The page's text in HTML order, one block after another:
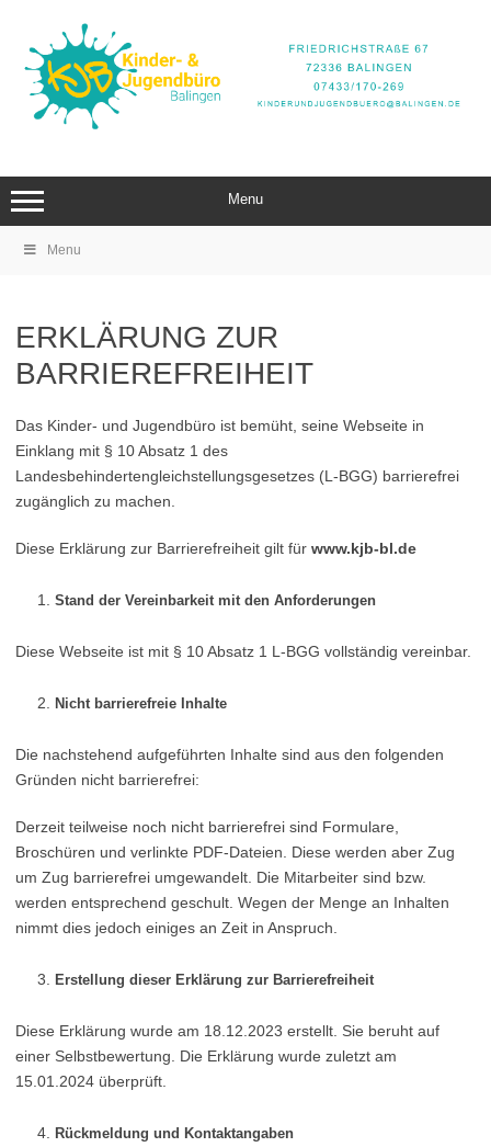
Menu
Menu
ERKLÄRUNG ZUR
BARRIEREFREIHEIT
Das Kinder- und Jugendbüro ist bemüht, seine Webseite in
Einklang mit § 10 Absatz 1 des
Landesbehindertengleichstellungsgesetzes (L-BGG) barrierefrei
zugänglich zu machen.
Diese Erklärung zur Barrierefreiheit gilt für www.kjb-bl.de
Stand der Vereinbarkeit mit den Anforderungen
Diese Webseite ist mit § 10 Absatz 1 L-BGG vollständig vereinbar.
Nicht barrierefreie Inhalte
Die nachstehend aufgeführten Inhalte sind aus den folgenden
Gründen nicht barrierefrei:
Derzeit teilweise noch nicht barrierefrei sind Formulare,
Broschüren und verlinkte PDF-Dateien. Diese werden aber Zug
um Zug barrierefrei umgewandelt. Die Mitarbeiter sind bzw.
werden entsprechend geschult. Wegen der Menge an Inhalten
nimmt dies jedoch einiges an Zeit in Anspruch.
Erstellung dieser Erklärung zur Barrierefreiheit
Diese Erklärung wurde am 18.12.2023 erstellt. Sie beruht auf
einer Selbstbewertung. Die Erklärung wurde zuletzt am
15.01.2024 überprüft.
Rückmeldung und Kontaktangaben